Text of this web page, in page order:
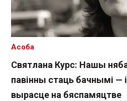
Святлана Курс: Нашы
павінны стаць бачнымі —
вырасце на бяспамяцтве
Асоба